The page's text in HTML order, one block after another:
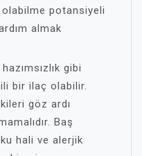
potansiyeli
almak
gibi
bir ilaç olabilir.
göz ardı
Baş
hali ve alerjik